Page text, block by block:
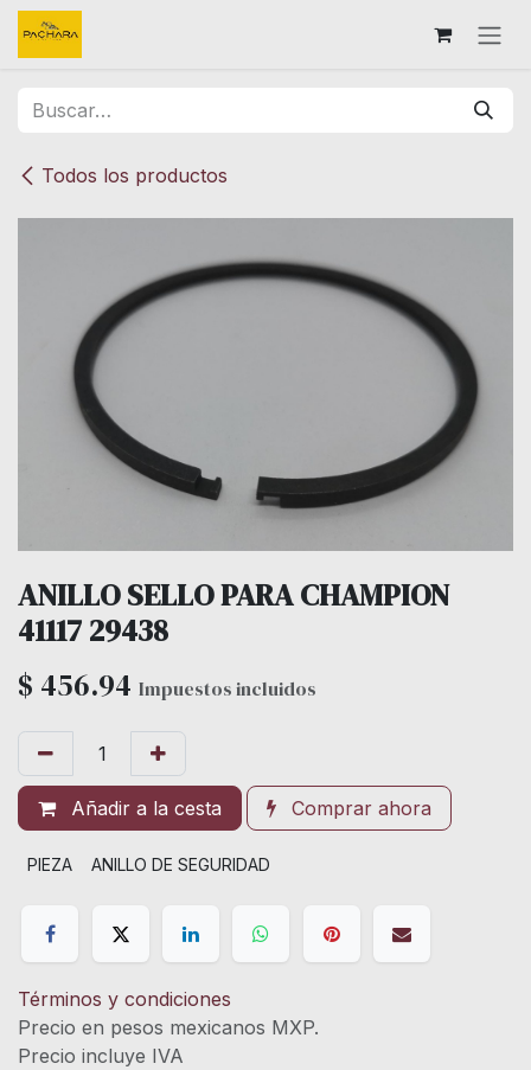
Ir al contenido
Todos los productos
ANILLO SELLO PARA CHAMPION
41117 29438
$ 456.94 Impuestos incluidos
Añadir a la cesta Comprar ahora
PIEZA ANILLO DE SEGURIDAD
Términos y condiciones
Precio en pesos mexicanos MXP.
Precio incluye IVA